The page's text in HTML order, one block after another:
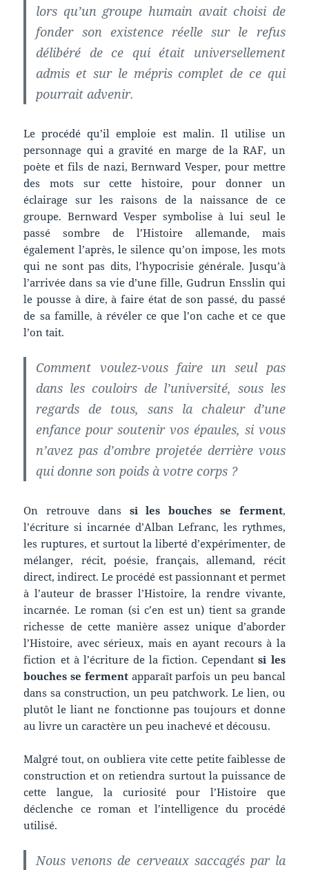
lors qu’un groupe humain avait choisi de
fonder son existence réelle sur le refus
délibéré de ce qui était universellement
admis et sur le mépris complet de ce qui
pourrait advenir.
Le procédé qu’il emploie est malin. Il utilise un
personnage qui a gravité en marge de la RAF, un
poète et fils de nazi, Bernward Vesper, pour mettre
des mots sur cette histoire, pour donner un
éclairage sur les raisons de la naissance de ce
groupe. Bernward Vesper symbolise à lui seul le
passé sombre de l’Histoire allemande, mais
également l’après, le silence qu’on impose, les mots
qui ne sont pas dits, l’hypocrisie générale. Jusqu’à
l’arrivée dans sa vie d’une fille, Gudrun Ensslin qui
le pousse à dire, à faire état de son passé, du passé
de sa famille, à révéler ce que l’on cache et ce que
l’on tait.
Comment voulez-vous faire un seul pas
dans les couloirs de l’université, sous les
regards de tous, sans la chaleur d’une
enfance pour soutenir vos épaules, si vous
n’avez pas d’ombre projetée derrière vous
qui donne son poids à votre corps ?
On retrouve dans si les bouches se ferment,
l’écriture si incarnée d’Alban Lefranc, les rythmes,
les ruptures, et surtout la liberté d’expérimenter, de
mélanger, récit, poésie, français, allemand, récit
direct, indirect. Le procédé est passionnant et permet
à l’auteur de brasser l’Histoire, la rendre vivante,
incarnée. Le roman (si c’en est un) tient sa grande
richesse de cette manière assez unique d’aborder
l’Histoire, avec sérieux, mais en ayant recours à la
fiction et à l’écriture de la fiction. Cependantsi les
bouches se fermentapparaît parfois un peu bancal
dans sa construction, un peu patchwork. Le lien, ou
plutôt le liant ne fonctionne pas toujours et donne
au livre un caractère un peu inachevé et décousu.
Malgré tout, on oubliera vite cette petite faiblesse de
construction et on retiendra surtout la puissance de
cette langue, la curiosité pour l’Histoire que
déclenche ce roman et l’intelligence du procédé
utilisé.
Nous venons de cerveaux saccagés par la